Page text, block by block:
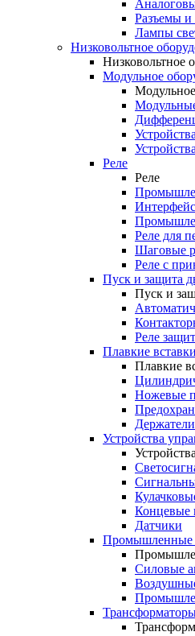
Разъемы и
Лампы
Низковольтное
Низковольтное
Модульное
Реле
Реле
Реле для
Шаговые
Реле с
Пуск и защита
Пуск и
Реле
Плавкие
Плавкие
Ножевые
Устройства
Концевые
Датчики
Промышленные
Силовые